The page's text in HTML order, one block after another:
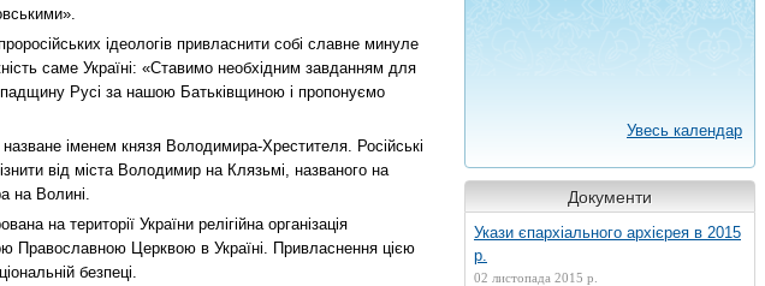
ідеологів привласнити собі славне минуле
саме Україні: «Ставимо необхідним завданням для
Русі за нашою Батьківщиною і пропонуємо
іменем князя Володимира-Хрестителя. Російські
від міста Володимир на Клязьмі, названого на
на Волині.
на території України релігійна організація
Православною Церквою в Україні. Привласнення цією
безпеці.
Увесь календар
Документи
Укази єпархіального архієрея в 2015
р.
02 листопада 2015 р.